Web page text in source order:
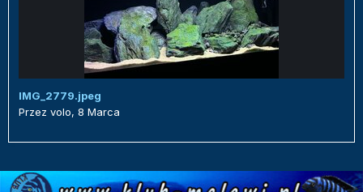
IMG_2779.jpeg
Przez volo, 8 Marca